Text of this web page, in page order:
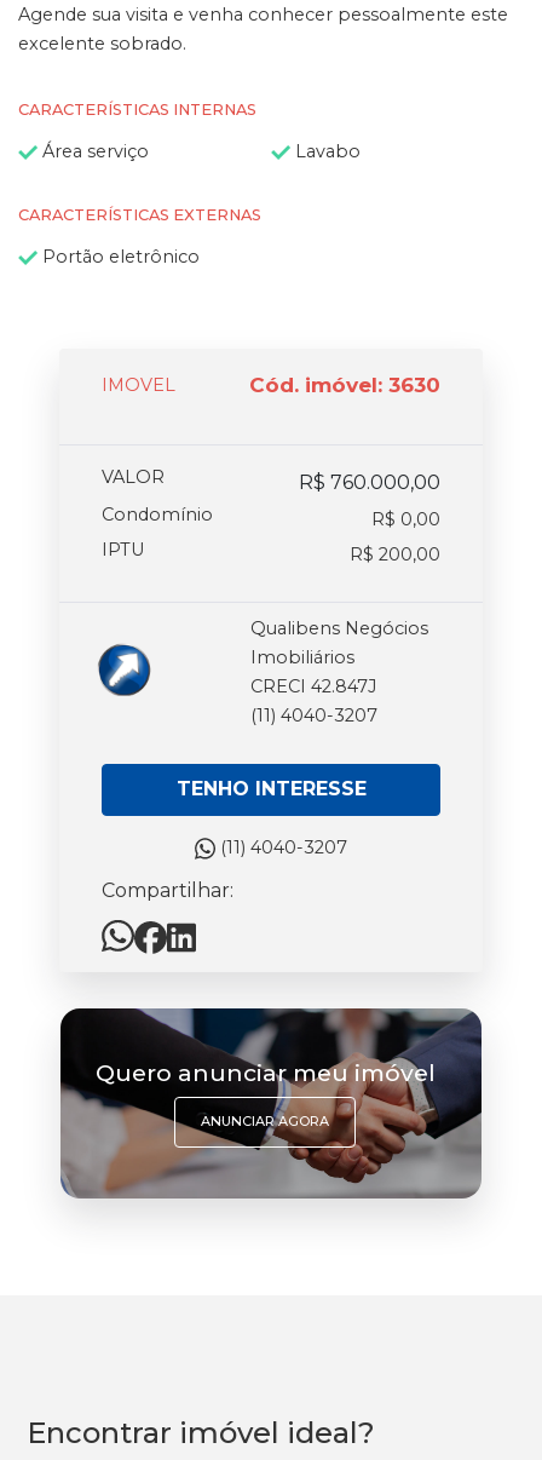
Agende sua visita e venha conhecer pessoalmente este
excelente sobrado.
CARACTERÍSTICAS INTERNAS
Área serviço Lavabo
CARACTERÍSTICAS EXTERNAS
Portão eletrônico
IMOVEL Cód. imóvel: 3630
VALOR R$ 760.000,00
Condomínio
R$ 0,00
IPTU
R$ 200,00
Qualibens Negócios
Imobiliários
CRECI 42.847J
(11) 4040-3207
TENHO INTERESSE
(11) 4040-3207
Compartilhar:
Quero anunciar meu imóvel
ANUNCIAR AGORA
Encontrar imóvel ideal?